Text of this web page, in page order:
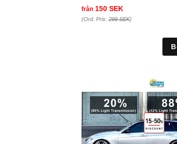
från 150 SEK
(Ord. Pris: 299 SEK)